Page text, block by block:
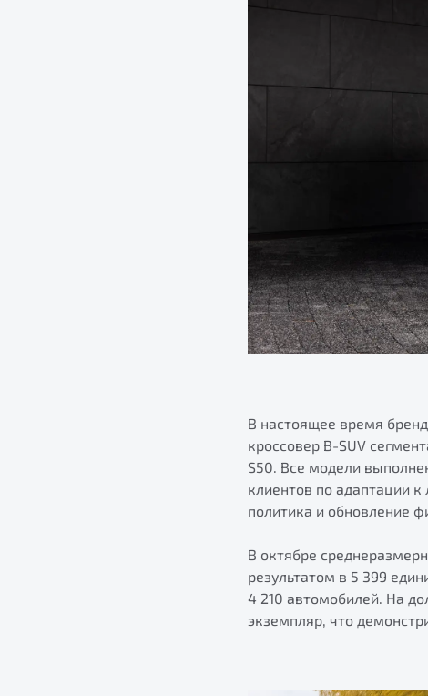
В настоящее время
кроссовер B-SUV
S50. Все модели
клиентов по адаптации
политика и обновление
В октябре
результатом в 5 399
4 210 автомобилей. На
экземпляр, что